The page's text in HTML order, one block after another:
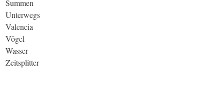
Summen
Unterwegs
Valencia
Vögel
Wasser
Zeitsplitter